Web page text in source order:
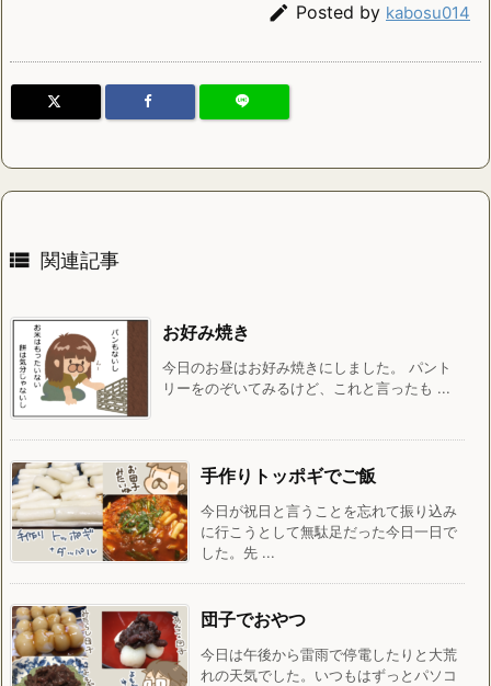
 Posted by kabosu014
 関連記事
お好み焼き
今日のお昼はお好み焼きにしました。 パント
リーをのぞいてみるけど、これと言ったも ...
手作りトッポギでご飯
今日が祝日と言うことを忘れて振り込み
に行こうとして無駄足だった今日一日で
した。先 ...
団子でおやつ
今日は午後から雷雨で停電したりと大荒
れの天気でした。いつもはずっとパソコ